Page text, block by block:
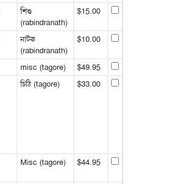
শিশু
(rabindranath)
$15.00
নাটক
(rabindranath)
$10.00
misc (tagore)
$49.95
চিঠি (tagore) $33.00
Misc (tagore) $44.95